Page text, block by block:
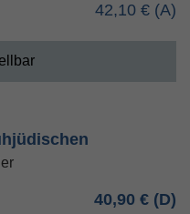
42,10 €
40,90 €